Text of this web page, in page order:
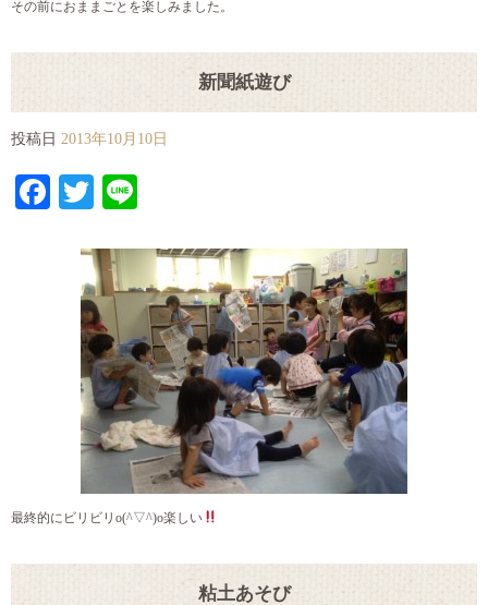
その前におままごとを楽しみました。
新聞紙遊び
投稿日 2013年10月10日
Facebook
Twitter
最終的にビリビリo(^▽^)o楽しい
粘土あそび